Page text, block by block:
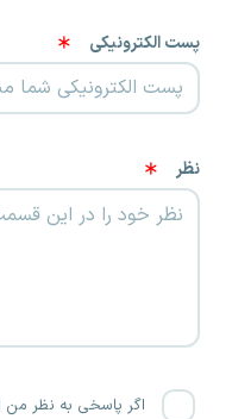
پست الکترونیکی
نظر
اگر پاسخی به نظر من